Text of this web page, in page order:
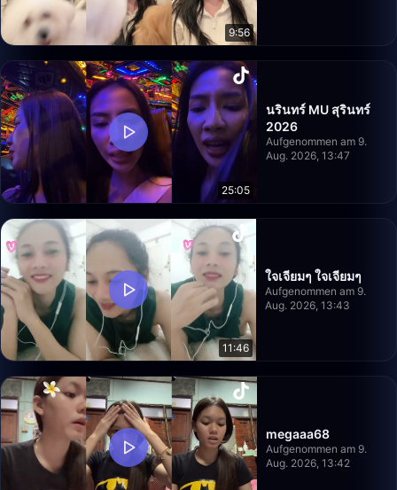
9:56
25:05
นรินทร์ MU สุรินทร์
2026
Aufgenommen am 9.
Aug. 2026, 13:47
11:46
ใจเจียมๆ ใจเจียมๆ
Aufgenommen am 9.
Aug. 2026, 13:43
megaaa68
Aufgenommen am 9.
Aug. 2026, 13:42